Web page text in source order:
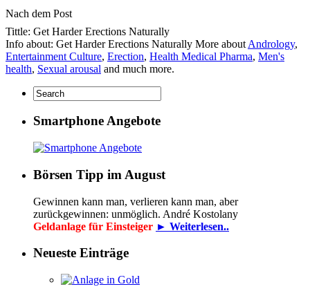
Nach dem Post
Tittle: Get Harder Erections Naturally
Info about: Get Harder Erections Naturally More about Andrology,
Entertainment Culture, Erection, Health Medical Pharma, Men's
health, Sexual arousal and much more.
Smartphone Angebote
Börsen Tipp im August
Gewinnen kann man, verlieren kann man, aber
zurückgewinnen: unmöglich. André Kostolany
Geldanlage für Einsteiger ► Weiterlesen..
Neueste Einträge